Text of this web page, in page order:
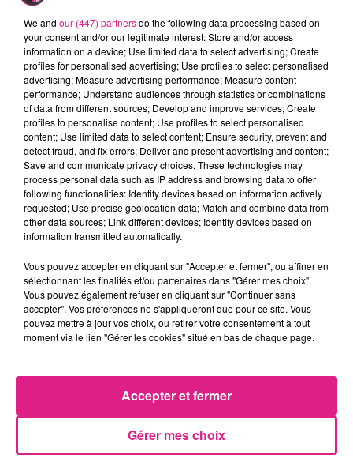
Crédit :
Crédit :D!RECT FM
We and our (447) partnersdo the following data processing based on
your consent and/or our legitimate interest: Store and/or access
information on a device; Use limited data to select advertising; Create
profiles for personalised advertising; Use profiles to select personalised
advertising; Measure advertising performance; Measure content
performance; Understand audiences through statistics or combinations
of data from different sources; Develop and improve services; Create
profiles to personalise content; Use profiles to select personalised
content; Use limited data to select content; Ensure security, prevent and
detect fraud, and fix errors; Deliver and present advertising and content;
Save and communicate privacy choices. These technologies may
process personal data such as IP address and browsing data to offer
following functionalities: Identify devices based on information actively
requested; Use precise geolocation data; Match and combine data from
other data sources; Link different devices; Identify devices based on
information transmitted automatically.
Vous pouvez accepter en cliquant sur "Accepter et fermer", ou affiner en
sélectionnant les finalités et/ou partenaires dans "Gérer mes choix".
Vous pouvez également refuser en cliquant sur "Continuer sans
accepter". Vos préférences ne s'appliqueront que pour ce site. Vous
pouvez mettre à jour vos choix, ou retirer votre consentement à tout
moment via le lien "Gérer les cookies" situé en bas de chaque page.
Gérer mes choix
Accepter et fermer